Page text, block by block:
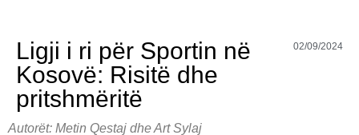
Ligji i ri për Sportin në
Kosovë: Risitë dhe
pritshmëritë
02/09/2024
Autorët: Metin Qestaj dhe Art Sylaj